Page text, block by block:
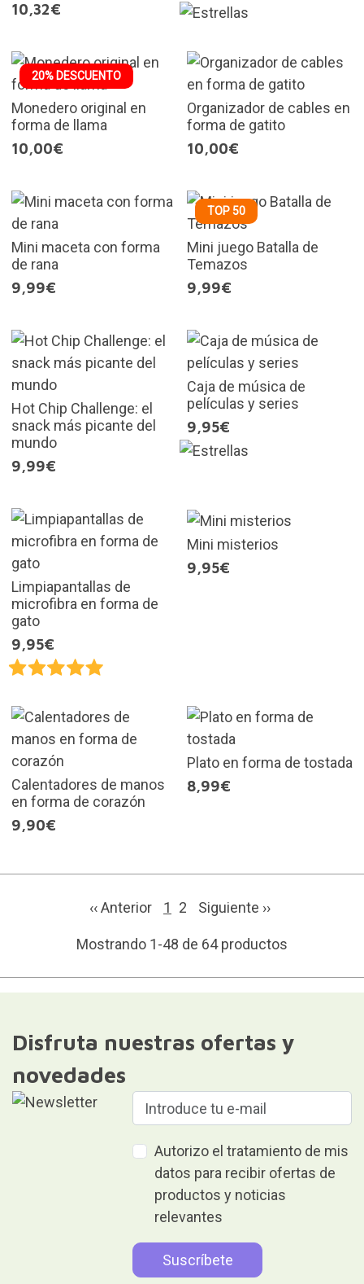
10,32€
20% DESCUENTO
Monedero original en
forma de llama
10,00€
Organizador de cables en
forma de gatito
10,00€
Mini maceta con forma
de rana
9,99€
TOP 50
Mini juego Batalla de
Temazos
9,99€
Hot Chip Challenge: el
snack más picante del
mundo
9,99€
Caja de música de
películas y series
9,95€
Limpiapantallas de
microfibra en forma de
gato
9,95€
Mini misterios
9,95€
Calentadores de manos
en forma de corazón
9,90€
Plato en forma de tostada
8,99€
‹‹ Anterior 1 2 Siguiente ››
Mostrando 1-48 de 64 productos
Disfruta nuestras ofertas y
novedades
Autorizo el tratamiento de mis
datos para recibir ofertas de
productos y noticias
relevantes